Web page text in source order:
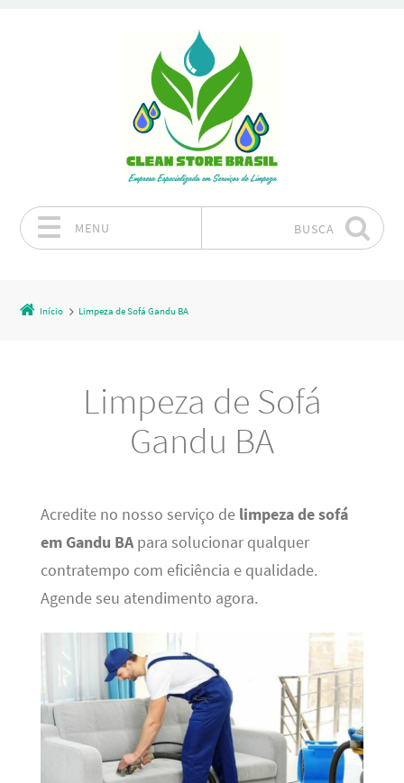
MENU BUSCA
Início Limpeza de Sofá Gandu BA
Limpeza de Sofá
Gandu BA
Acredite no nosso serviço de limpeza de sofá
em Gandu BApara solucionar qualquer
contratempo com eficiência e qualidade.
Agende seu atendimento agora.